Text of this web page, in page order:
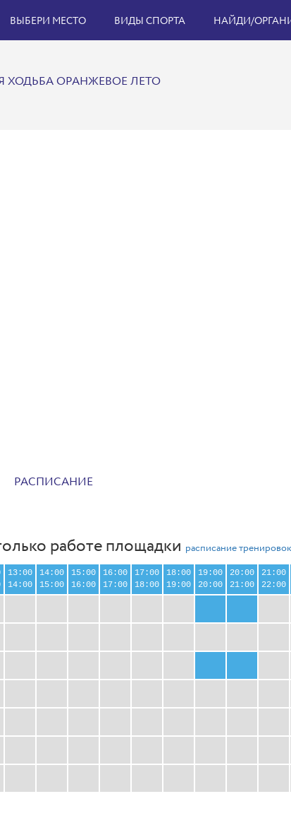
ВЫБЕРИ МЕСТО ВИДЫ СПОРТА НАЙДИ/
ХОДЬБА ОРАНЖЕВОЕ ЛЕТО
РАСПИСАНИЕ
работе площадки расписание
13:00
14:00
14:00
15:00
15:00
16:00
16:00
17:00
17:00
18:00
18:00
19:00
19:00
20:00
20:00
21:00
21:00
22:00